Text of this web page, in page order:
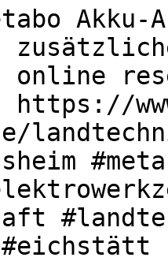
online
https://